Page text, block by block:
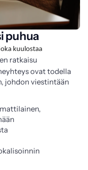
puhua
kuulostaa
ratkaisu
ovat todella
johdon viestintään